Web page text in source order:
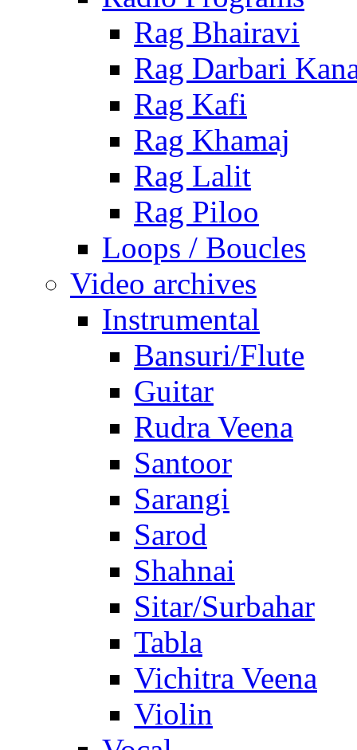
Rag Bhairavi
Rag Darbari
Rag Kafi
Rag Khamaj
Rag Lalit
Rag Piloo
Loops / Boucles
Video archives
Instrumental
Bansuri/Flute
Guitar
Rudra Veena
Santoor
Sarangi
Sarod
Shahnai
Sitar/Surbahar
Tabla
Vichitra Veena
Violin